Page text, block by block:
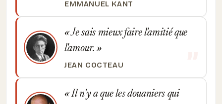
EMMANUEL KANT
Je sais mieux faire l'amitié que
l'amour.
JEAN COCTEAU
Il n'y a que les douaniers qui